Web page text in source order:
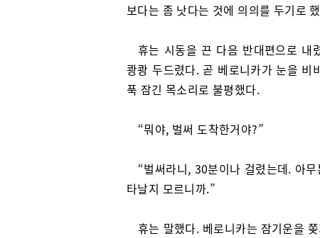
보다는 좀 낫다는 것에 의의를 두기로
휴는 시동을 끈 다음 반대편으로 내
쾅쾅 두드렸다. 곧 베로니카가 눈을 비
푹 잠긴 목소리로 불평했다.
“뭐야, 벌써 도착한거야?”
“벌써라니, 30분이나 걸렸는데. 아
타날지 모르니까.”
휴는 말했다. 베로니카는 잠기운을